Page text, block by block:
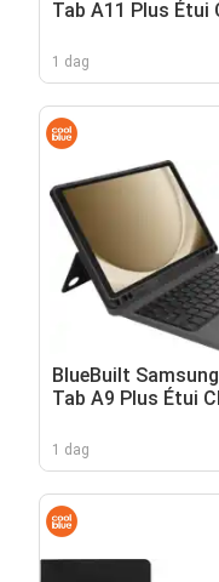
Tab A11 Plus Étui
1 dag
BlueBuilt
Tab A9 Plus Étui
1 dag